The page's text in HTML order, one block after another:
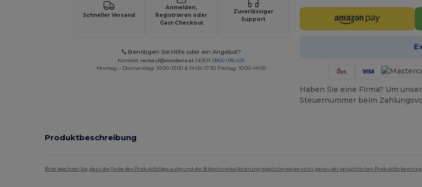
Schneller Versand
Anmelden,
Registrieren oder
Gast-Checkout
Zuverlässiger
Support
Benötigen Sie Hilfe oder ein Angebot?
Kontaktverkauf@wordans.at ODER0800 018 026
Montag – Donnerstag: 10:00–13:00 & 14:00–17:30 Freitag: 10:00–14:00
Haben Sie eine Firma? Um
Steuernummer beim
Produktbeschreibung
Bitte beachten Sie, dass die Farbe des Produktbildes aufgrund der Bildschirmkalibrierung möglicherweise nicht genau der tatsächlichen Produktfarbe